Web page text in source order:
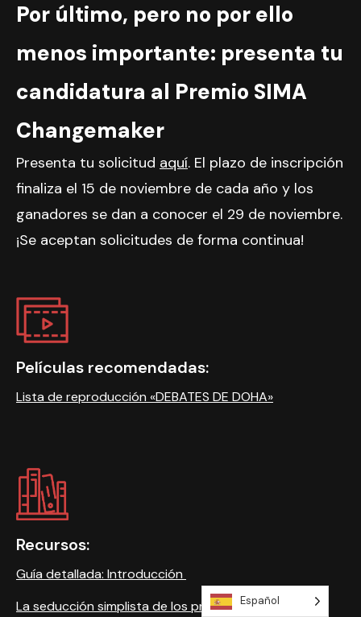
Por último, pero no por ello
menos importante: presenta tu
candidatura al Premio SIMA
Changemaker
Presenta tu solicitud aquí. El plazo de inscripción
finaliza el 15 de noviembre de cada año y los
ganadores se dan a conocer el 29 de noviembre.
¡Se aceptan solicitudes de forma continua!
Películas recomendadas:
Lista de reproducción «DEBATES DE DOHA»
Recursos:
Guía detallada: Introducción
La seducción simplista de los problemas ajenos
Español